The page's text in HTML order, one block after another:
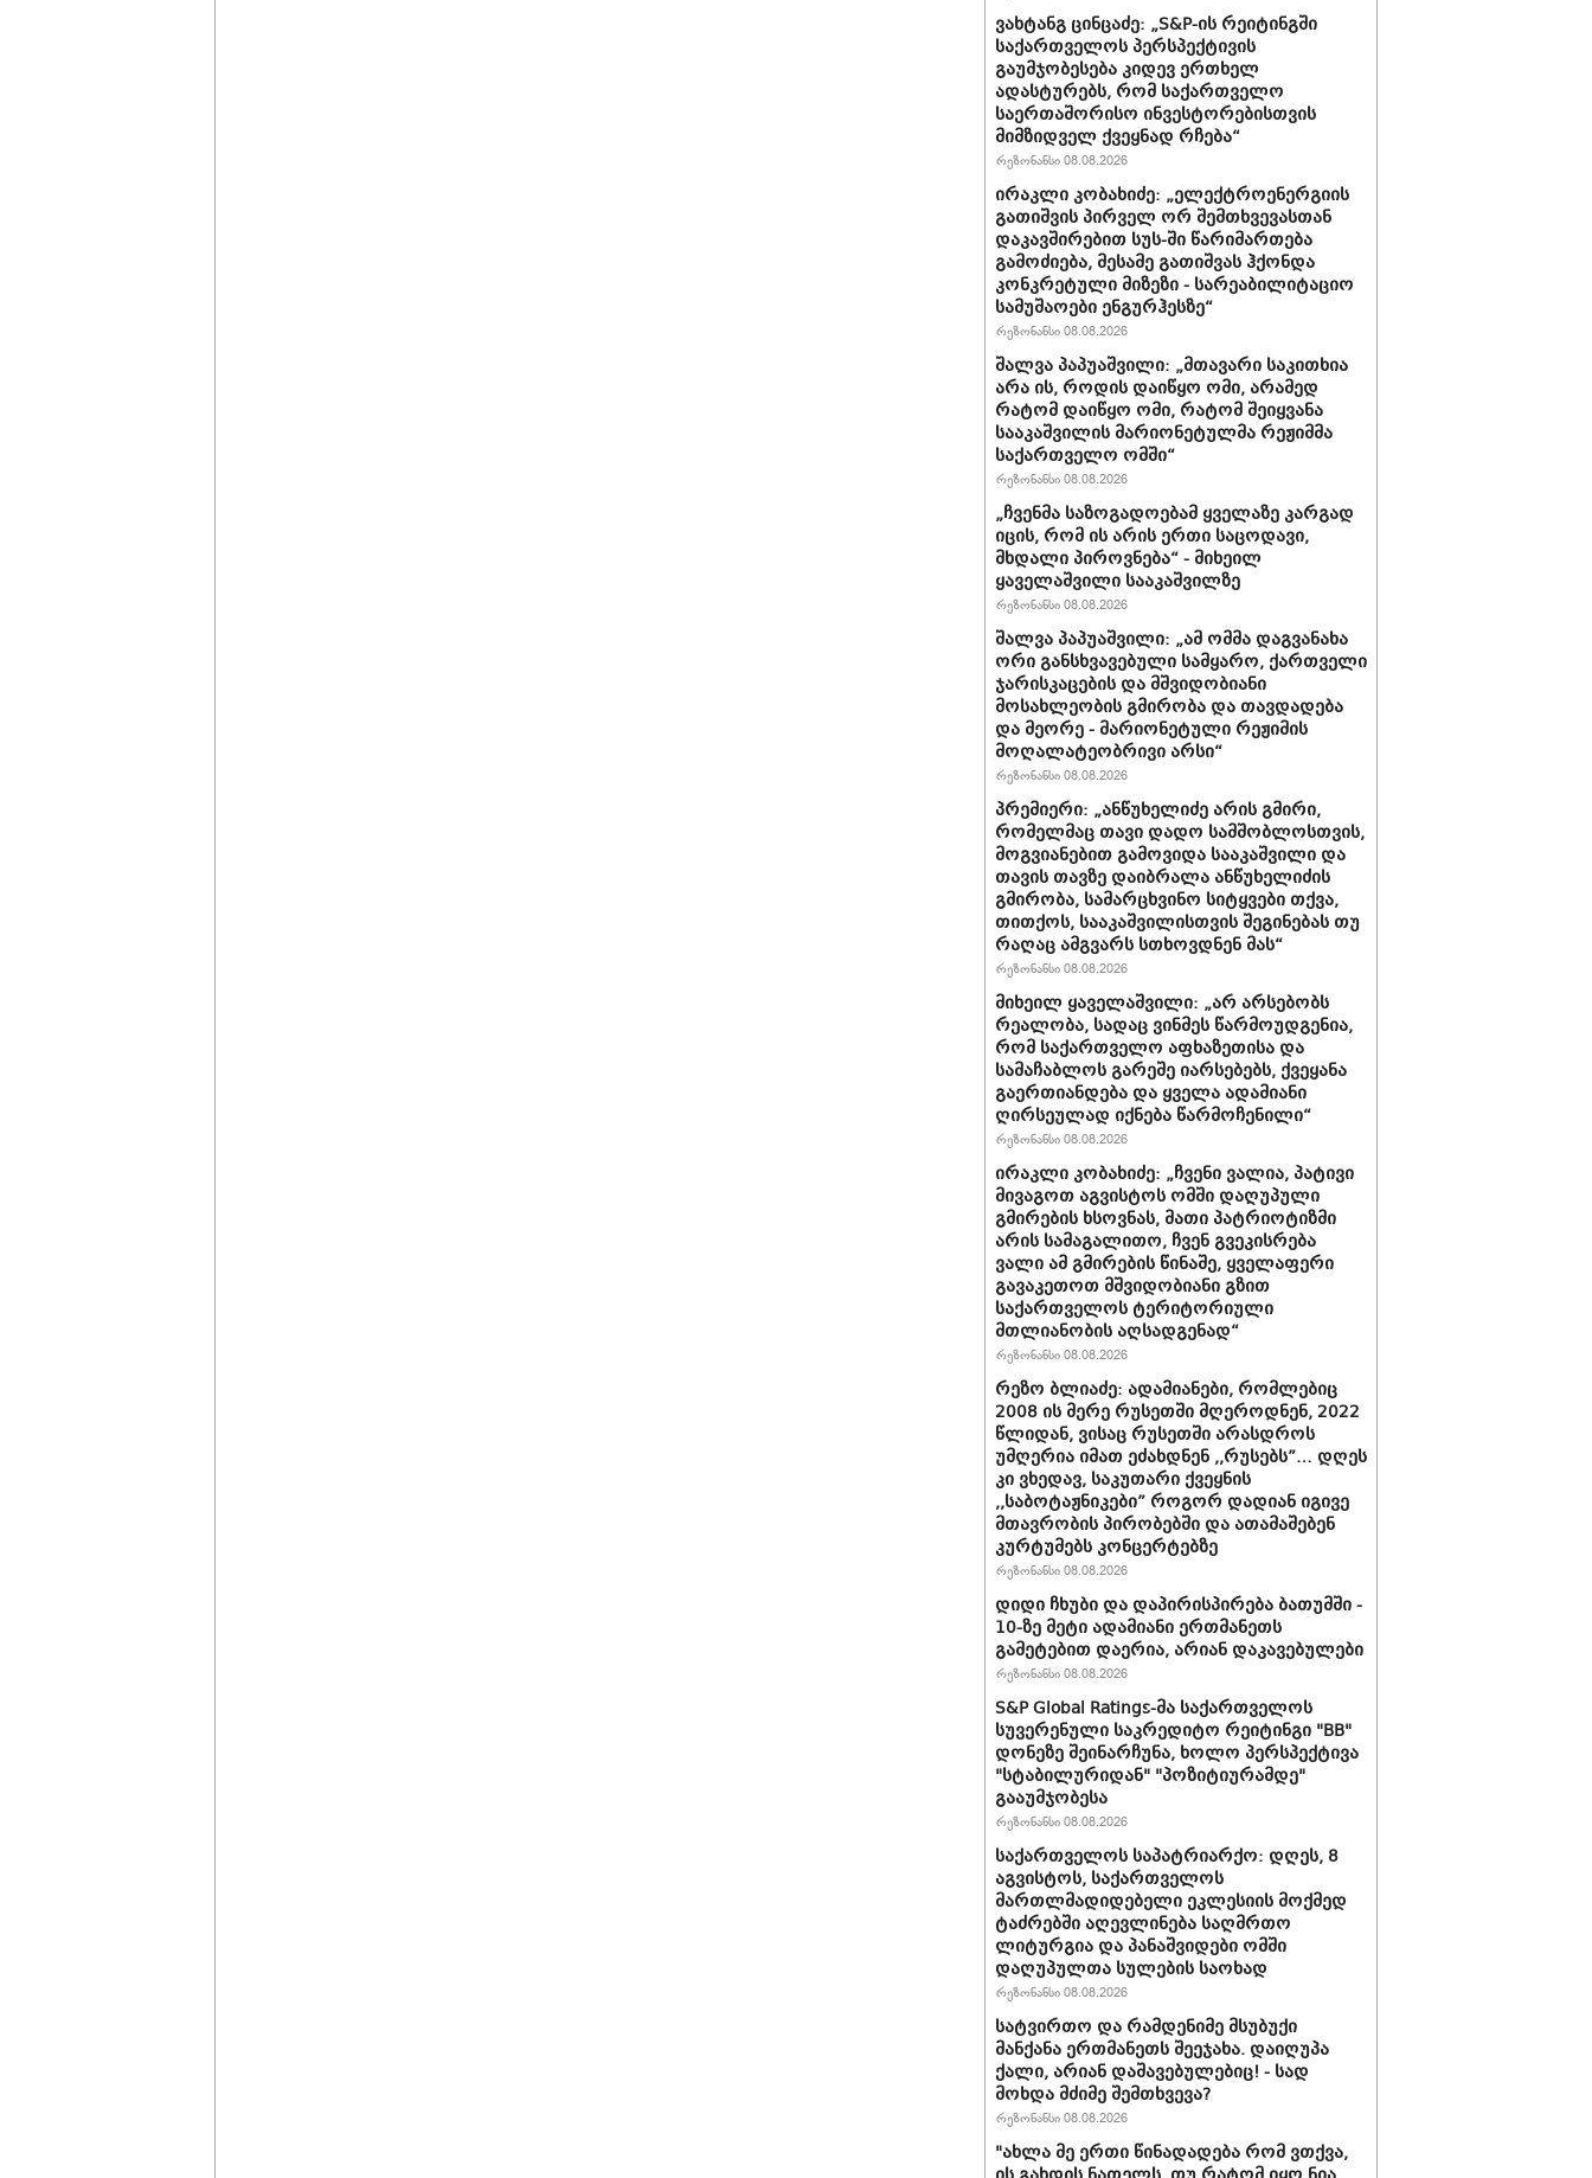
ვახტანგ ცინცაძე: „S&P-ის რეიტინგში
საქართველოს პერსპექტივის
გაუმჯობესება კიდევ ერთხელ
ადასტურებს, რომ საქართველო
საერთაშორისო ინვესტორებისთვის
მიმზიდველ ქვეყნად რჩება“
რეზონანსი 08.08.2026
ირაკლი კობახიძე: „ელექტროენერგიის
გათიშვის პირველ ორ შემთხვევასთან
დაკავშირებით სუს-ში წარიმართება
გამოძიება, მესამე გათიშვას ჰქონდა
კონკრეტული მიზეზი - სარეაბილიტაციო
სამუშაოები ენგურჰესზე“
რეზონანსი 08.08.2026
შალვა პაპუაშვილი: „მთავარი საკითხია
არა ის, როდის დაიწყო ომი, არამედ
რატომ დაიწყო ომი, რატომ შეიყვანა
სააკაშვილის მარიონეტულმა რეჟიმმა
საქართველო ომში“
რეზონანსი 08.08.2026
„ჩვენმა საზოგადოებამ ყველაზე კარგად
იცის, რომ ის არის ერთი საცოდავი,
მხდალი პიროვნება“ - მიხეილ
ყაველაშვილი სააკაშვილზე
რეზონანსი 08.08.2026
შალვა პაპუაშვილი: „ამ ომმა დაგვანახა
ორი განსხვავებული სამყარო, ქართველი
ჯარისკაცების და მშვიდობიანი
მოსახლეობის გმირობა და თავდადება
და მეორე - მარიონეტული რეჟიმის
მოღალატეობრივი არსი“
რეზონანსი 08.08.2026
პრემიერი: „ანწუხელიძე არის გმირი,
რომელმაც თავი დადო სამშობლოსთვის,
მოგვიანებით გამოვიდა სააკაშვილი და
თავის თავზე დაიბრალა ანწუხელიძის
გმირობა, სამარცხვინო სიტყვები თქვა,
თითქოს, სააკაშვილისთვის შეგინებას თუ
რაღაც ამგვარს სთხოვდნენ მას“
რეზონანსი 08.08.2026
მიხეილ ყაველაშვილი: „არ არსებობს
რეალობა, სადაც ვინმეს წარმოუდგენია,
რომ საქართველო აფხაზეთისა და
სამაჩაბლოს გარეშე იარსებებს, ქვეყანა
გაერთიანდება და ყველა ადამიანი
ღირსეულად იქნება წარმოჩენილი“
რეზონანსი 08.08.2026
ირაკლი კობახიძე: „ჩვენი ვალია, პატივი
მივაგოთ აგვისტოს ომში დაღუპული
გმირების ხსოვნას, მათი პატრიოტიზმი
არის სამაგალითო, ჩვენ გვეკისრება
ვალი ამ გმირების წინაშე, ყველაფერი
გავაკეთოთ მშვიდობიანი გზით
საქართველოს ტერიტორიული
მთლიანობის აღსადგენად“
რეზონანსი 08.08.2026
რეზო ბლიაძე: ადამიანები, რომლებიც
2008 ის მერე რუსეთში მღეროდნენ, 2022
წლიდან, ვისაც რუსეთში არასდროს
უმღერია იმათ ეძახდნენ ,,რუსებს”… დღეს
კი ვხედავ, საკუთარი ქვეყნის
,,საბოტაჟნიკები” როგორ დადიან იგივე
მთავრობის პირობებში და ათამაშებენ
კურტუმებს კონცერტებზე
რეზონანსი 08.08.2026
დიდი ჩხუბი და დაპირისპირება ბათუმში -
10-ზე მეტი ადამიანი ერთმანეთს
გამეტებით დაერია, არიან დაკავებულები
რეზონანსი 08.08.2026
S&P Global Ratings-მა საქართველოს
სუვერენული საკრედიტო რეიტინგი "BB"
დონეზე შეინარჩუნა, ხოლო პერსპექტივა
"სტაბილურიდან" "პოზიტიურამდე"
გააუმჯობესა
რეზონანსი 08.08.2026
საქართველოს საპატრიარქო: დღეს, 8
აგვისტოს, საქართველოს
მართლმადიდებელი ეკლესიის მოქმედ
ტაძრებში აღევლინება საღმრთო
ლიტურგია და პანაშვიდები ომში
დაღუპულთა სულების საოხად
რეზონანსი 08.08.2026
სატვირთო და რამდენიმე მსუბუქი
მანქანა ერთმანეთს შეეჯახა. დაიღუპა
ქალი, არიან დაშავებულებიც! - სად
მოხდა მძიმე შემთხვევა?
რეზონანსი 08.08.2026
"ახლა მე ერთი წინადადება რომ ვთქვა,